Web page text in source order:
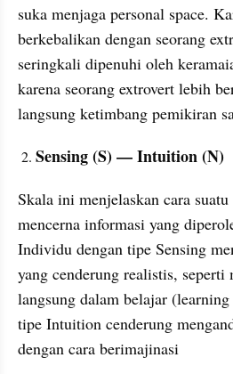
suka menjaga personal space.
berkebalikan dengan seorang
seringkali dipenuhi oleh
karena seorang extrovert lebih
langsung ketimbang pemikiran
Sensing (S) — Intuition (N)
Skala ini menjelaskan cara
mencerna informasi yang
Individu dengan tipe Sensing
yang cenderung realistis,
langsung dalam belajar
tipe Intuition cenderung
dengan cara berimajinasi